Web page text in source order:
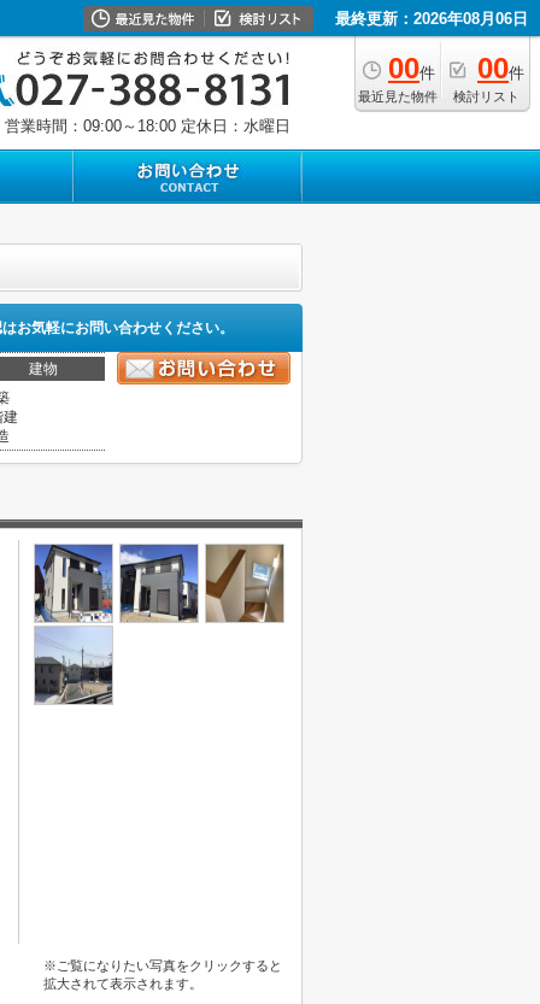
最終更新：2026年08月06日
00件
最近見た物件
00件
検討リスト
営業時間：09:00～18:00 定休日：水曜日
お気軽にお問い合わせください。
建物
建
※ご覧になりたい写真をクリックすると
拡大されて表示されます。